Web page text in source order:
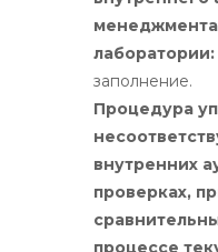
менеджмента
лаборатории:
заполнение.
Процедура
внутренних
проверках,
процессе